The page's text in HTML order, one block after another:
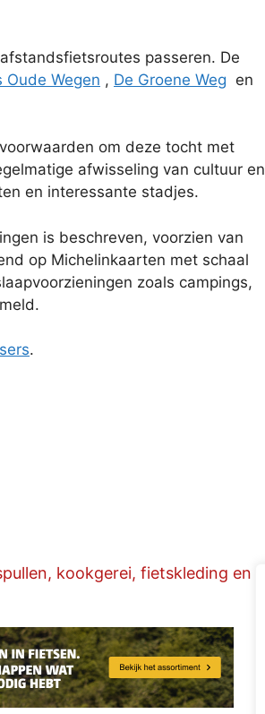
passeren. De
Oude Wegen , De Groene Weg en
om deze tocht met
afwisseling van cultuur en
en interessante stadjes.
is beschreven, voorzien van
op Michelinkaarten met schaal
zoals campings,
.
kookgerei, fietskleding en